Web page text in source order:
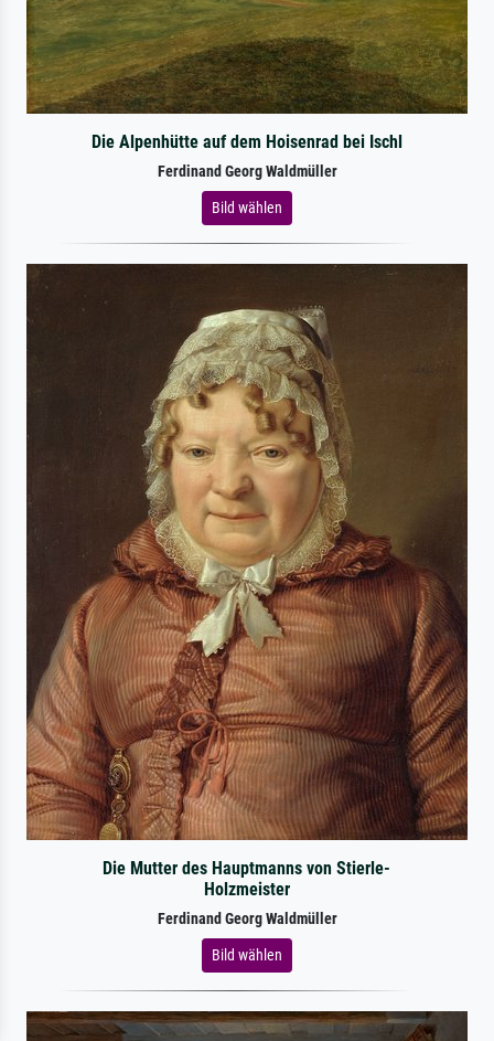
Die Alpenhütte auf dem Hoisenrad bei Ischl
Ferdinand Georg Waldmüller
Bild wählen
Die Mutter des Hauptmanns von Stierle-
Holzmeister
Ferdinand Georg Waldmüller
Bild wählen